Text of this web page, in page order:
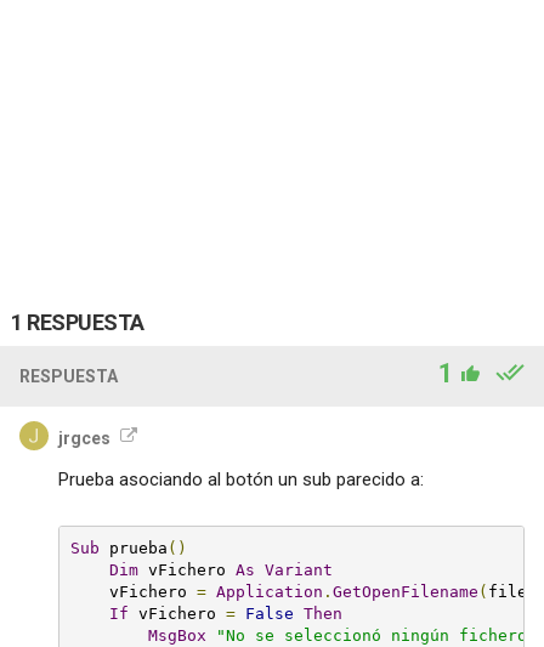
1 RESPUESTA
RESPUESTA 1
jrgces
Prueba asociando al botón un sub parecido a:
Sub prueba ()
Dim vFichero As
Variant
vFichero = Application .GetOpenFilename (
If vFichero = False
Then
MsgBox
"No se seleccionó ningún